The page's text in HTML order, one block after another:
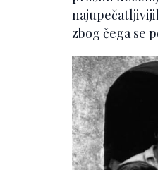
zbog čega se